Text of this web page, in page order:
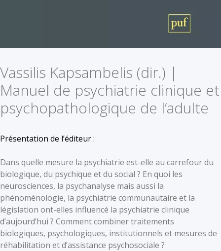
Vassilis Kapsambelis (dir.) |
Manuel de psychiatrie clinique et
psychopathologique de l’adulte
Présentation de l’éditeur :
Dans quelle mesure la psychiatrie est-elle au carrefour du
biologique, du psychique et du social ? En quoi les
neurosciences, la psychanalyse mais aussi la
phénoménologie, la psychiatrie communautaire et la
législation ont-elles influencé la psychiatrie clinique
d’aujourd’hui ? Comment combiner traitements
biologiques, psychologiques, institutionnels et mesures de
réhabilitation et d’assistance psychosociale ?